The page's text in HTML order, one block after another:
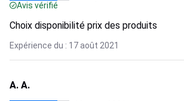
Avis vérifié
Choix disponibilité prix des produits
Expérience du : 17 août 2021
A. A.